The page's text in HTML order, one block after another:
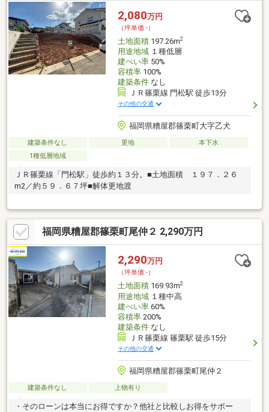
2,080万円
（坪単価:-）
土地面積197.26m2
用途地域１種低層
建ぺい率50%
容積率100%
建築条件なし
ＪＲ篠栗線 門松駅 徒歩13分
その他の交通
福岡県糟屋郡篠栗町大字乙犬
建築条件なし 更地
本下水
1種低層地域
ＪＲ篠栗線「門松駅」徒歩約１３分。■土地面積 １９７．２６
m2／約５９．６７坪■解体更地渡
福岡県糟屋郡篠栗町尾仲２ 2,290万円
2,290万円
（坪単価:-）
土地面積169.93m2
用途地域１種中高
建ぺい率60%
容積率200%
建築条件なし
ＪＲ篠栗線 篠栗駅 徒歩15分
その他の交通
福岡県糟屋郡篠栗町尾仲２
建築条件なし 上物有り
・そのローンは本当にお得ですか？他社と比較しお得をサポー